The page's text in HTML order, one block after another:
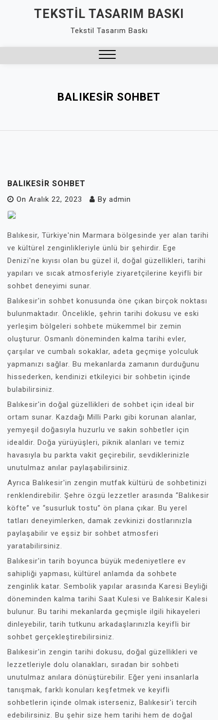
TEKSTIL TASARIM BASKI
Tekstil Tasarım Baskı
BALIKESIR SOHBET
BALIKESIR SOHBET
On Aralık 22, 2023 By admin
Balıkesir, Türkiye'nin Marmara bölgesinde yer alan tarihi
ve kültürel zenginlikleriyle ünlü bir şehirdir. Ege
Denizi'ne kıyısı olan bu güzel il, doğal güzellikleri, tarihi
yapıları ve sıcak atmosferiyle ziyaretçilerine keyifli bir
sohbet deneyimi sunar.
Balıkesir'in sohbet konusunda öne çıkan birçok noktası
bulunmaktadır. Öncelikle, şehrin tarihi dokusu ve eski
yerleşim bölgeleri sohbete mükemmel bir zemin
oluşturur. Osmanlı döneminden kalma tarihi evler,
çarşılar ve cumbalı sokaklar, adeta geçmişe yolculuk
yapmanızı sağlar. Bu mekanlarda zamanın durduğunu
hissederken, kendinizi etkileyici bir sohbetin içinde
bulabilirsiniz.
Balıkesir'in doğal güzellikleri de sohbet için ideal bir
ortam sunar. Kazdağı Milli Parkı gibi korunan alanlar,
yemyeşil doğasıyla huzurlu ve sakin sohbetler için
idealdir. Doğa yürüyüşleri, piknik alanları ve temiz
havasıyla bu parkta vakit geçirebilir, sevdiklerinizle
unutulmaz anılar paylaşabilirsiniz.
Ayrıca Balıkesir'in zengin mutfak kültürü de sohbetinizi
renklendirebilir. Şehre özgü lezzetler arasında “Balıkesir
köfte” ve “susurluk tostu” ön plana çıkar. Bu yerel
tatları deneyimlerken, damak zevkinizi dostlarınızla
paylaşabilir ve eşsiz bir sohbet atmosferi
yaratabilirsiniz.
Balıkesir'in tarih boyunca büyük medeniyetlere ev
sahipliği yapması, kültürel anlamda da sohbete
zenginlik katar. Sembolik yapılar arasında Karesi Beyliği
döneminden kalma tarihi Saat Kulesi ve Balıkesir Kalesi
bulunur. Bu tarihi mekanlarda geçmişle ilgili hikayeleri
dinleyebilir, tarih tutkunu arkadaşlarınızla keyifli bir
sohbet gerçekleştirebilirsiniz.
Balıkesir'in zengin tarihi dokusu, doğal güzellikleri ve
lezzetleriyle dolu olanakları, sıradan bir sohbeti
unutulmaz anılara dönüştürebilir. Eğer yeni insanlarla
tanışmak, farklı konuları keşfetmek ve keyifli
sohbetlerin içinde olmak isterseniz, Balıkesir'i tercih
edebilirsiniz. Bu şehir size hem tarihi hem de doğal